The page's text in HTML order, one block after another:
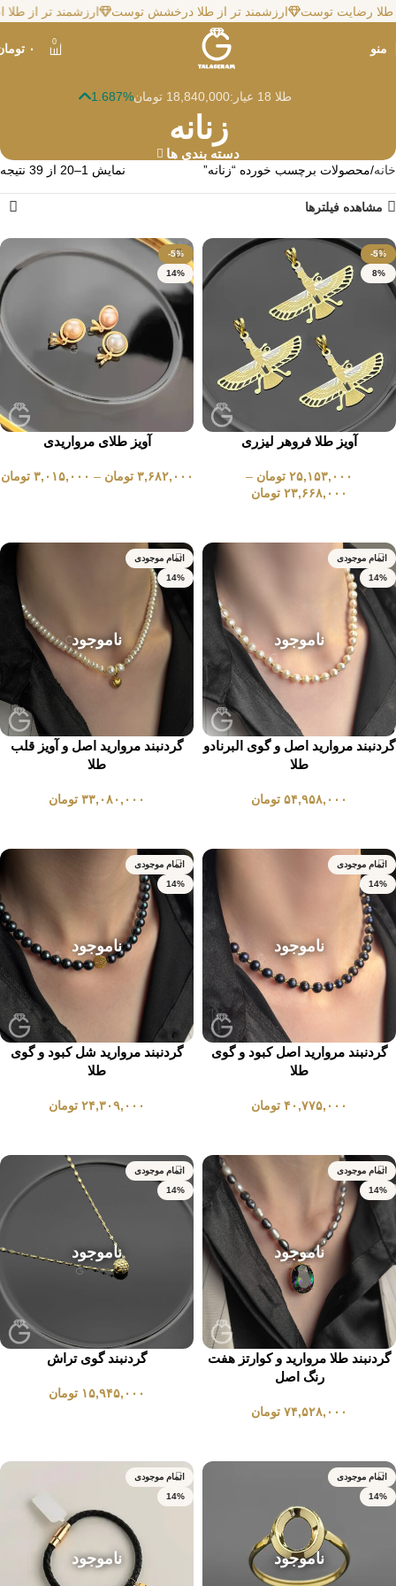
ارزشمند تر از طلا ارزشمند تر از طلا درخشش توست رضایت توست
منو 0 ۰
طلا 18 عیار: 18,840,000 تومان 1.687%
زنانه
دسته بندی ها
خانه محصولات برچسب خورده “زنانه” نمایش 1–20 از 39 نتیجه
مشاهده فیلترها
-5%
8%
آویز طلا فروهر لیزری
۲۵,۱۵۳,۰۰۰ تومان –
۲۳,۶۶۸,۰۰۰ تومان
-5%
14%
آویز طلای مرواریدی
۳,۶۸۲,۰۰۰ تومان – ۳,۰۱۵,۰۰۰ تومان
اتمام موجودی
14%
ناموجود
گردنبند مروارید اصل و گوی البرنادو
طلا
۵۴,۹۵۸,۰۰۰ تومان
اتمام موجودی
14%
ناموجود
گردنبند مروارید اصل و آویز قلب
طلا
۳۳,۰۸۰,۰۰۰ تومان
اتمام موجودی
14%
ناموجود
گردنبند مروارید اصل کبود و گوی
طلا
۴۰,۷۷۵,۰۰۰ تومان
اتمام موجودی
14%
ناموجود
گردنبند مروارید شل کبود و گوی
طلا
۲۴,۳۰۹,۰۰۰ تومان
اتمام موجودی
14%
ناموجود
گردنبند طلا مروارید و کوارتز هفت
رنگ اصل
۷۴,۵۲۸,۰۰۰ تومان
اتمام موجودی
14%
ناموجود
گردنبند گوی تراش
۱۵,۹۴۵,۰۰۰ تومان
اتمام موجودی
14%
ناموجود
اتمام موجودی
14%
ناموجود